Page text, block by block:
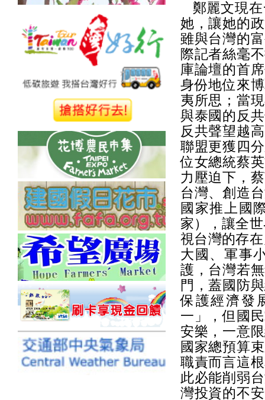
鄭麗文現在
她，讓她的
雖與台灣的
際記者絲毫
庫論壇的首
身份地位來
夷所思；當
與泰國的反
反共聲望越
聯盟更獲四
位女總統蔡
力壓迫下，
台灣、創造
國家推上國
家），讓全
視台灣的存
大國、軍事
護，台灣若
門，蓋國防
保護經濟發
一」，但國
安樂，一意
國家總預算
職責而言這
此必能削弱
灣投資的不